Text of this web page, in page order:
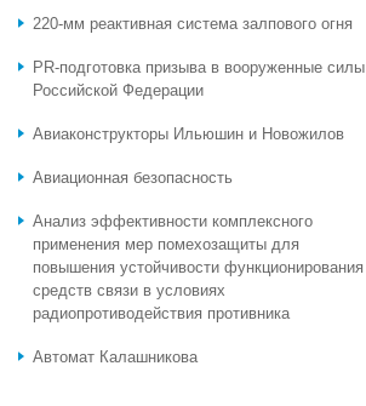
220-мм реактивная система залпового огня
PR-подготовка призыва в вооруженные силы
Российской Федерации
Авиаконструкторы Ильюшин и Новожилов
Авиационная безопасность
Анализ эффективности комплексного
применения мер помехозащиты для
повышения устойчивости функционирования
средств связи в условиях
радиопротиводействия противника
Автомат Калашникова